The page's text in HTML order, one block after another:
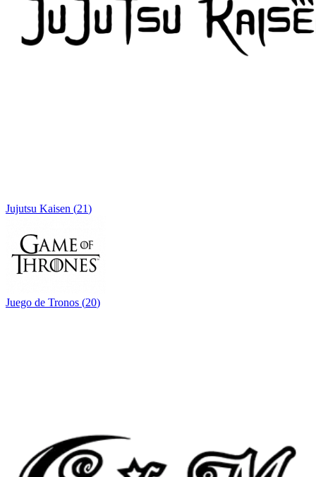
Jujutsu Kaisen (21)
Juego de Tronos (20)